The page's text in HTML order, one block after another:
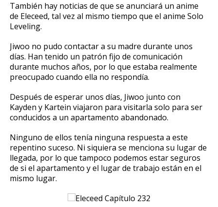
También hay noticias de que se anunciará un anime
de Eleceed, tal vez al mismo tiempo que el anime Solo
Leveling.
Jiwoo no pudo contactar a su madre durante unos
días. Han tenido un patrón fijo de comunicación
durante muchos años, por lo que estaba realmente
preocupado cuando ella no respondía.
Después de esperar unos días, Jiwoo junto con
Kayden y Kartein viajaron para visitarla solo para ser
conducidos a un apartamento abandonado.
Ninguno de ellos tenía ninguna respuesta a este
repentino suceso. Ni siquiera se menciona su lugar de
llegada, por lo que tampoco podemos estar seguros
de si el apartamento y el lugar de trabajo están en el
mismo lugar.